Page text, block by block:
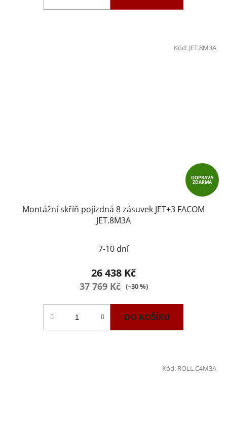
DOPRAVA
ZDARMA
Montážní skříň pojízdná 8 zásuvek JET+3 FACOM
JET.8M3A
7-10 dní
26 438 Kč
37 769 Kč (–30 %)
DO KOŠÍKU
Kód: JET.8M3A
Kód: ROLL.C4M3A